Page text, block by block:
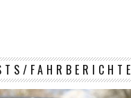
FAHRBERICHTE